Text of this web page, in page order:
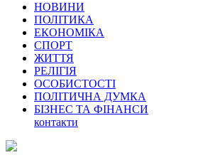
НОВИНИ
ПОЛІТИКА
ЕКОНОМІКА
СПОРТ
ЖИТТЯ
РЕЛІГІЯ
ОСОБИСТОСТІ
ПОЛІТИЧНА ДУМКА
БІЗНЕС ТА ФІНАНСИ
контакти